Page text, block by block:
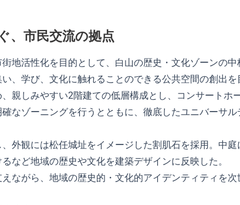
、市民交流の拠点
地活性化を目的として、白山の歴史・文化ゾーンの
、学び、文化に触れることのできる公共空間の創出を
親しみやすい2階建ての低層構成とし、コンサート
なゾーニングを行うとともに、徹底したユニバーサ
外観には松任城址をイメージした割肌石を採用。中
など地域の歴史や文化を建築デザインに反映した。
ながら、地域の歴史的・文化的アイデンティティを